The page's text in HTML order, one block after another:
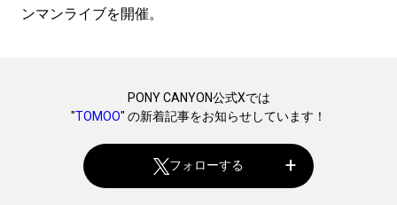
ンマンライブを開催。
PONY CANYON公式Xでは
"TOMOO" の新着記事をお知らせしています！
フォローする